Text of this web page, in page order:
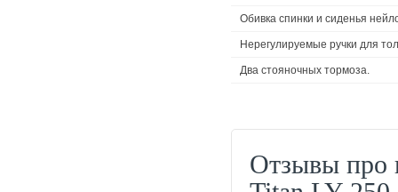
Обивка спинки и сиденья
Нерегулируемые ручки для
Два стояночных тормоза.
Отзывы про